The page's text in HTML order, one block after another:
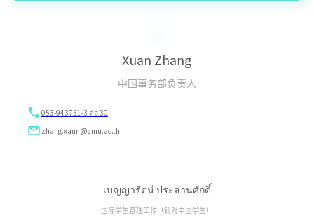
Xuan Zhang
中国事务部负责人
053-943751-3 ต่อ 30
zhang.xaun@cmu.ac.th
เบญญารัตน์ ประสานศักดิ์
国际学生管理工作（针对中国学生）